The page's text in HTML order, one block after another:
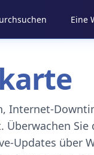
Eine
Internet-
Sie
Updates über